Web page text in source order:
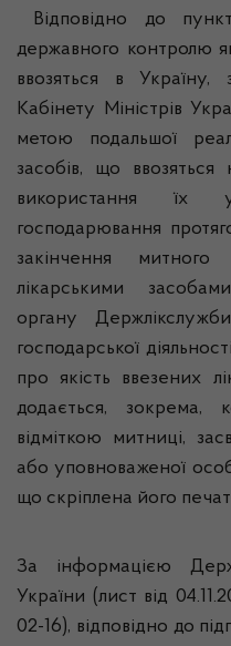
Відповідно до
державного контролю
ввозяться в Україну,
Кабінету Міністрів
метою подальшої
засобів, що
використання їх
господарювання
закінчення
лікарськими
органу
господарської
про якість ввезених
додається, зокрема,
відміткою митниці,
або уповноваженої
що скріплена його
За інформацією
України (лист від
02-16), відповідно до